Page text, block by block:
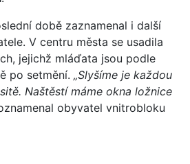
době zaznamenal i další
V centru města se usadila
jejichž mláďata jsou podle
po setmění. „Slyšíme je každou
Naštěstí máme okna ložnice
obyvatel vnitrobloku